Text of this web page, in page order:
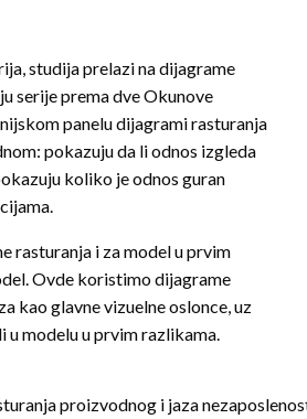
studija prelazi na dijagrame
serije prema dve Okunove
panelu dijagrami rasturanja
pokazuju da li odnos izgleda
koliko je odnos guran
rasturanja i za model u prvim
Ovde koristimo dijagrame
kao glavne vizuelne oslonce, uz
u modelu u prvim razlikama.
proizvodnog i jaza